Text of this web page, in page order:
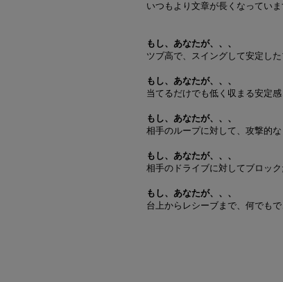
いつもより文章が長くなってい
もし、あなたが、、、
ツブ高で、スイングして安定し
もし、あなたが、、、
当てるだけでも低く収まる安定
もし、あなたが、、、
相手のループに対して、攻撃的
もし、あなたが、、、
相手のドライブに対してブロッ
もし、あなたが、、、
台上からレシーブまで、何でも